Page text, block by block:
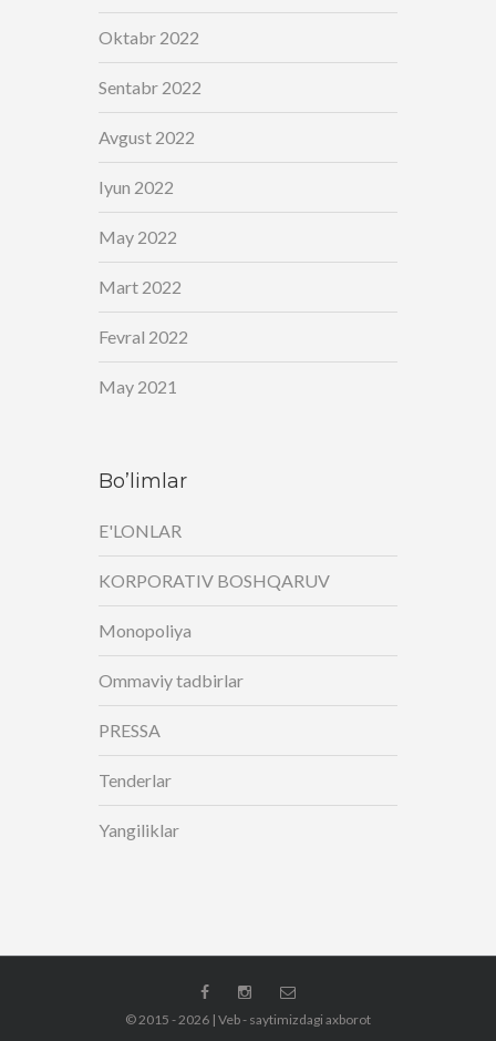
Oktabr 2022
Sentabr 2022
Avgust 2022
Iyun 2022
May 2022
Mart 2022
Fevral 2022
May 2021
Bo’limlar
E'LONLAR
KORPORATIV BOSHQARUV
Monopoliya
Ommaviy tadbirlar
PRESSA
Tenderlar
Yangiliklar
© 2015 - 2026 | Veb - saytimizdagi axborot